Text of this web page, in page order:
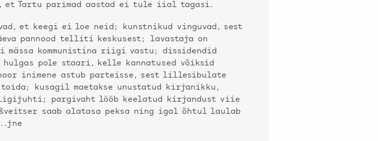
et Tartu parimad aastad ei tule iial tagasi.
et keegi ei loe neid; kunstnikud vinguvad, sest
pannood telliti keskusest; lavastaja on
mässa kommunistina riigi vastu; dissidendid
hulgas pole staari, kelle kannatused võiksid
inimene astub parteisse, sest lillesibulate
toida; kusagil maetakse unustatud kirjanikku,
pargivaht lööb keelatud kirjandust viie
šveitser saab alatasa peksa ning igal õhtul laulab